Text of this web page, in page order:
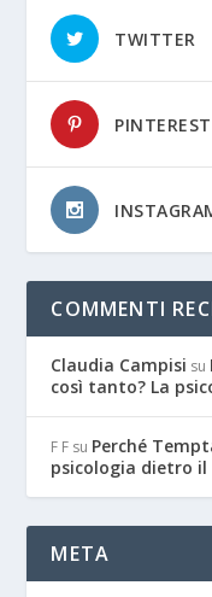
TWITTER
PINTEREST
COMMENTI
Claudia Campisi su
così tanto? La
F F su Perché
psicologia dietro
META